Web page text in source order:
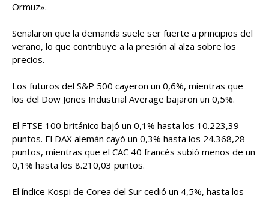
Ormuz».
Señalaron que la demanda suele ser fuerte a principios del
verano, lo que contribuye a la presión al alza sobre los
precios.
Los futuros del S&P 500 cayeron un 0,6%, mientras que
los del Dow Jones Industrial Average bajaron un 0,5%.
El FTSE 100 británico bajó un 0,1% hasta los 10.223,39
puntos. El DAX alemán cayó un 0,3% hasta los 24.368,28
puntos, mientras que el CAC 40 francés subió menos de un
0,1% hasta los 8.210,03 puntos.
El índice Kospi de Corea del Sur cedió un 4,5%, hasta los